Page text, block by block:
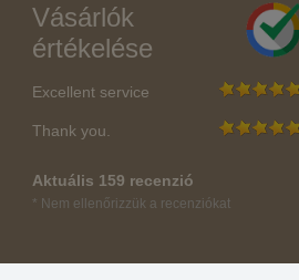
Vásárlók
értékelése
Excellent service
Thank you.
Aktuális 159 recenzió
* Nem ellenőrizzük a recenziókat